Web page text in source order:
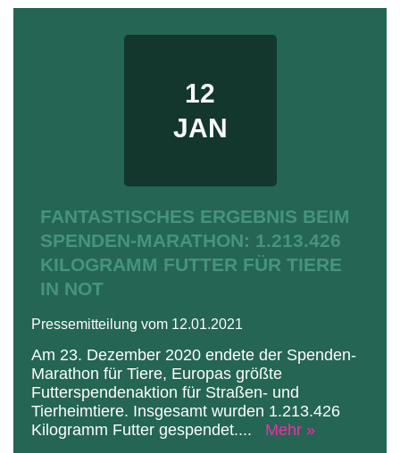
12
JAN
FANTASTISCHES ERGEBNIS BEIM
SPENDEN-MARATHON: 1.213.426
KILOGRAMM FUTTER FÜR TIERE
IN NOT
Pressemitteilung vom 12.01.2021
Am 23. Dezember 2020 endete der Spenden-
Marathon für Tiere, Europas größte
Futterspendenaktion für Straßen- und
Tierheimtiere. Insgesamt wurden 1.213.426
Kilogramm Futter gespendet.... Mehr »